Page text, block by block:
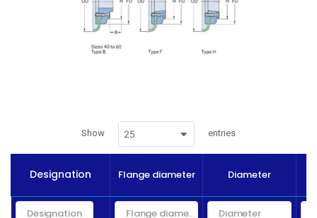
Show 25 entries
Designation Flange diameter Diameter